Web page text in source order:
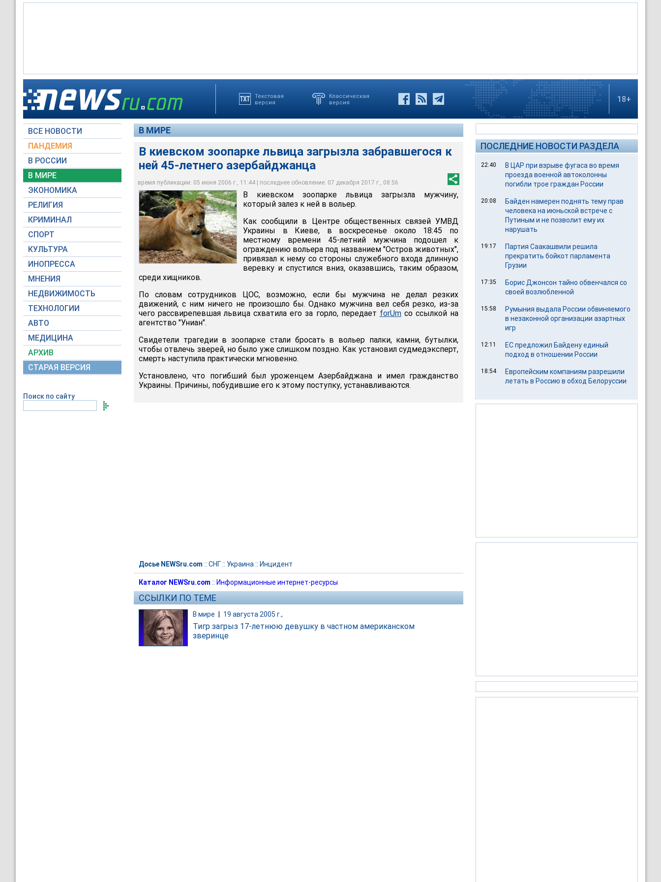
Текстовая
версия
Классическая
версия
18+
ВСЕ НОВОСТИ
ПАНДЕМИЯ
В РОССИИ
В МИРЕ
ЭКОНОМИКА
РЕЛИГИЯ
КРИМИНАЛ
СПОРТ
КУЛЬТУРА
ИНОПРЕССА
МНЕНИЯ
НЕДВИЖИМОСТЬ
ТЕХНОЛОГИИ
АВТО
МЕДИЦИНА
АРХИВ
СТАРАЯ ВЕРСИЯ
Поиск по сайту
В МИРЕ
В киевском зоопарке львица загрызла забравшегося к
ней 45-летнего азербайджанца
время публикации: 05 июня 2006 г., 11:44 | последнее обновление: 07 декабря 2017 г., 08:56
В киевском зоопарке львица загрызла забравшегося к ней 45-летнего
азербайджанца
tigerhomes.org
В киевском зоопарке львица загрызла мужчину,
который залез к ней в вольер.
Как сообщили в Центре общественных связей УМВД
Украины в Киеве, в воскресенье около 18:45 по
местному времени 45-летний мужчина подошел к
ограждению вольера под названием "Остров животных",
привязал к нему со стороны служебного входа длинную
веревку и спустился вниз, оказавшись, таким образом,
среди хищников.
По словам сотрудников ЦОС, возможно, если бы мужчина не делал резких
движений, с ним ничего не произошло бы. Однако мужчина вел себя резко, из-за
чего рассвирепевшая львица схватила его за горло, передает forUmcо ссылкой на
агентство "Униан".
Свидетели трагедии в зоопарке стали бросать в вольер палки, камни, бутылки,
чтобы отвлечь зверей, но было уже слишком поздно. Как установил судмедэксперт,
смерть наступила практически мгновенно.
Установлено, что погибший был уроженцем Азербайджана и имел гражданство
Украины. Причины, побудившие его к этому поступку, устанавливаются.
Досье NEWSru.com :: СНГ:: Украина :: Инцидент
Каталог NEWSru.com :: Информационные интернет-ресурсы
ССЫЛКИ ПО ТЕМЕ
В мире 19 августа 2005 г.,
Тигр загрыз 17-летнюю девушку в частном американском
зверинце
ПОСЛЕДНИЕ НОВОСТИ РАЗДЕЛА
22:40
В ЦАР при взрыве фугаса во время
проезда военной автоколонны
погибли трое граждан России
20:08
Байден намерен поднять тему прав
человека на июньской встрече с
Путиным и не позволит ему их
нарушать
19:17
Партия Саакашвили решила
прекратить бойкот парламента
Грузии
17:35
Борис Джонсон тайно обвенчался со
своей возлюбленной
15:58
Румыния выдала России обвиняемого
в незаконной организации азартных
игр
12:11
ЕС предложил Байдену единый
подход в отношении России
18:54
Европейским компаниям разрешили
летать в Россию в обход Белоруссии